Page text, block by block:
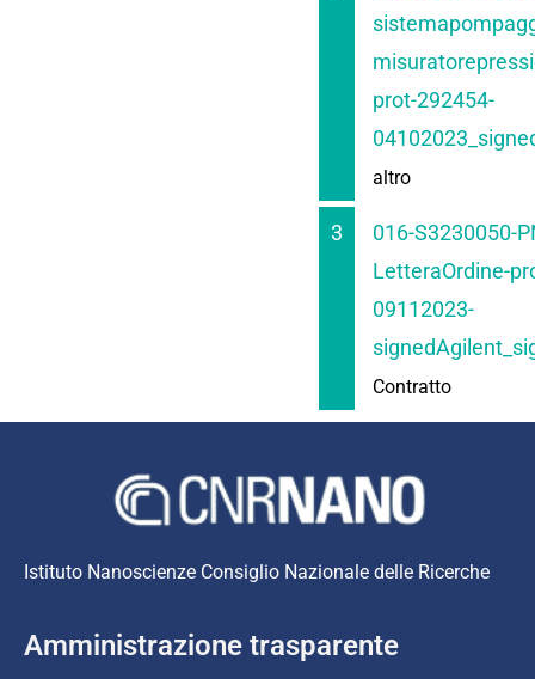
prot-292454-
altro
3
016-S3230050-
LetteraOrdine-
09112023-
Contratto
Istituto Nanoscienze Consiglio Nazionale delle Ricerche
Amministrazione trasparente